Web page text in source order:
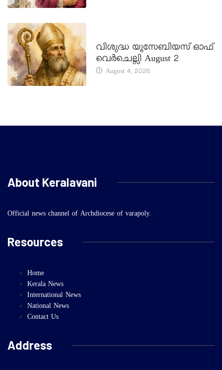
വിശുദ്ധ യൂസേബിയസ് ഓഫ്
വെർചെല്ലി August 2
August 4, 2026
About Keralavani
Official news channel of Archdiocese of varapoly.
Resources
Home
Kerala News
International News
National News
Contact Us
Address